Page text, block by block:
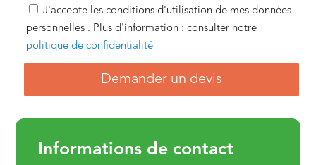
J'accepte les conditions d'utilisation de mes données
personnelles . Plus d'information : consulter notre
politique de confidentialité
Demander un devis
Informations de contact